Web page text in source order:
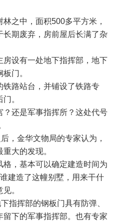
之中，面积500多平方米，
长期废弃，房前屋后长满了杂
设有一处地下指挥部，地下
门。
路站台，并铺设了铁路专
。
还是军事指挥所？这处代号
金华文物局的专家认为，
大的发现。
，基本可以确定建造时间为
建造了这幢别墅，用来干什
。
挥部的钢板门具有防弹、
下的军事指挥部。也有专家